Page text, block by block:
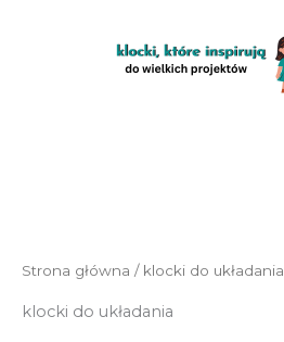
Strona główna / klocki do układania
klocki do układania